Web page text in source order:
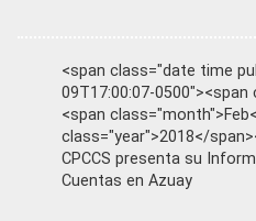
<span class="date time
09T17:00:07-
<span
class="year">2018</
CPCCS presenta su
Cuentas en Azuay